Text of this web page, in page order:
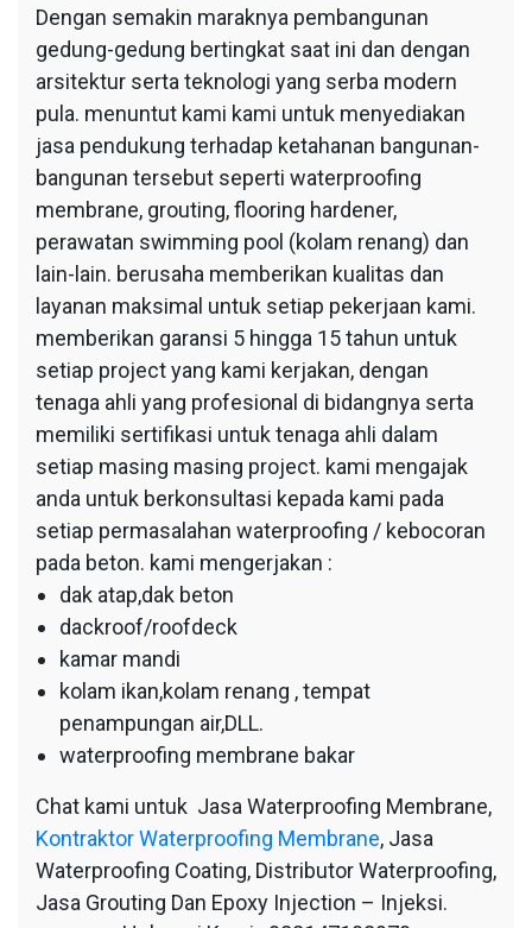
Dengan semakin maraknya pembangunan
gedung-gedung bertingkat saat ini dan dengan
arsitektur serta teknologi yang serba modern
pula. menuntut kami kami untuk menyediakan
jasa pendukung terhadap ketahanan bangunan-
bangunan tersebut seperti waterproofing
membrane, grouting, flooring hardener,
perawatan swimming pool (kolam renang) dan
lain-lain. berusaha memberikan kualitas dan
layanan maksimal untuk setiap pekerjaan kami.
memberikan garansi 5 hingga 15 tahun untuk
setiap project yang kami kerjakan, dengan
tenaga ahli yang profesional di bidangnya serta
memiliki sertifikasi untuk tenaga ahli dalam
setiap masing masing project. kami mengajak
anda untuk berkonsultasi kepada kami pada
setiap permasalahan waterproofing / kebocoran
pada beton. kami mengerjakan :
dak atap,dak beton
dackroof/roofdeck
kamar mandi
kolam ikan,kolam renang , tempat
penampungan air,DLL.
waterproofing membrane bakar
Chat kami untuk Jasa Waterproofing Membrane,
Kontraktor Waterproofing Membrane, Jasa
Waterproofing Coating, Distributor Waterproofing,
Jasa Grouting Dan Epoxy Injection – Injeksi.